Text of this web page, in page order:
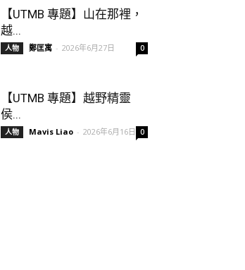
【UTMB 專題】山在那裡，
越...
人物 鄭匡寓 - 2026年6月27日 0
【UTMB 專題】越野精靈
侯...
人物 Mavis Liao - 2026年6月16日 0